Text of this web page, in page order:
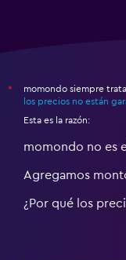
*
momondo siempre
los precios no están
Esta es la razón:
momondo no es
Agregamos
¿Por qué los